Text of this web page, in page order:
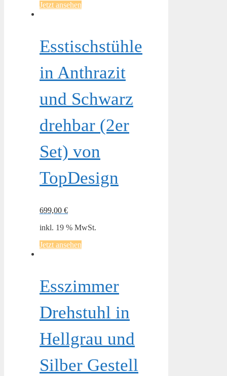
Jetzt ansehen
Esstischstühle
in Anthrazit
und Schwarz
drehbar (2er
Set) von
TopDesign
699,00 €
inkl. 19 % MwSt.
Jetzt ansehen
Esszimmer
Drehstuhl in
Hellgrau und
Silber Gestell